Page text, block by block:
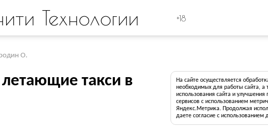
Технологии +18
О.
такси в
На сайте осуществляется
необходимых для работы сайта, а
использования сайта и
сервисов с использованием
Яндекс.Метрика. Продолжая
даете согласие с использованием